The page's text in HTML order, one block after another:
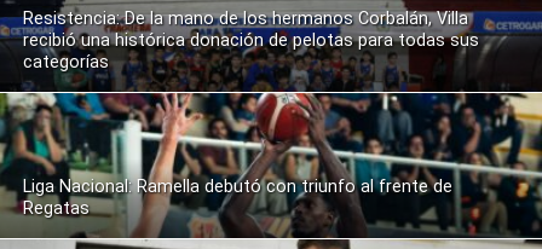
Resistencia: De la mano de los hermanos Corbalán, Villa
recibió una histórica donación de pelotas para todas sus
categorías
Liga Nacional: Ramella debutó con triunfo al frente de
Regatas